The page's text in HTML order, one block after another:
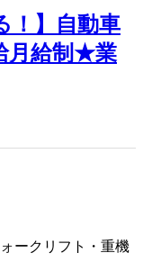
！】自動車
月給制★業
ークリフト・重機